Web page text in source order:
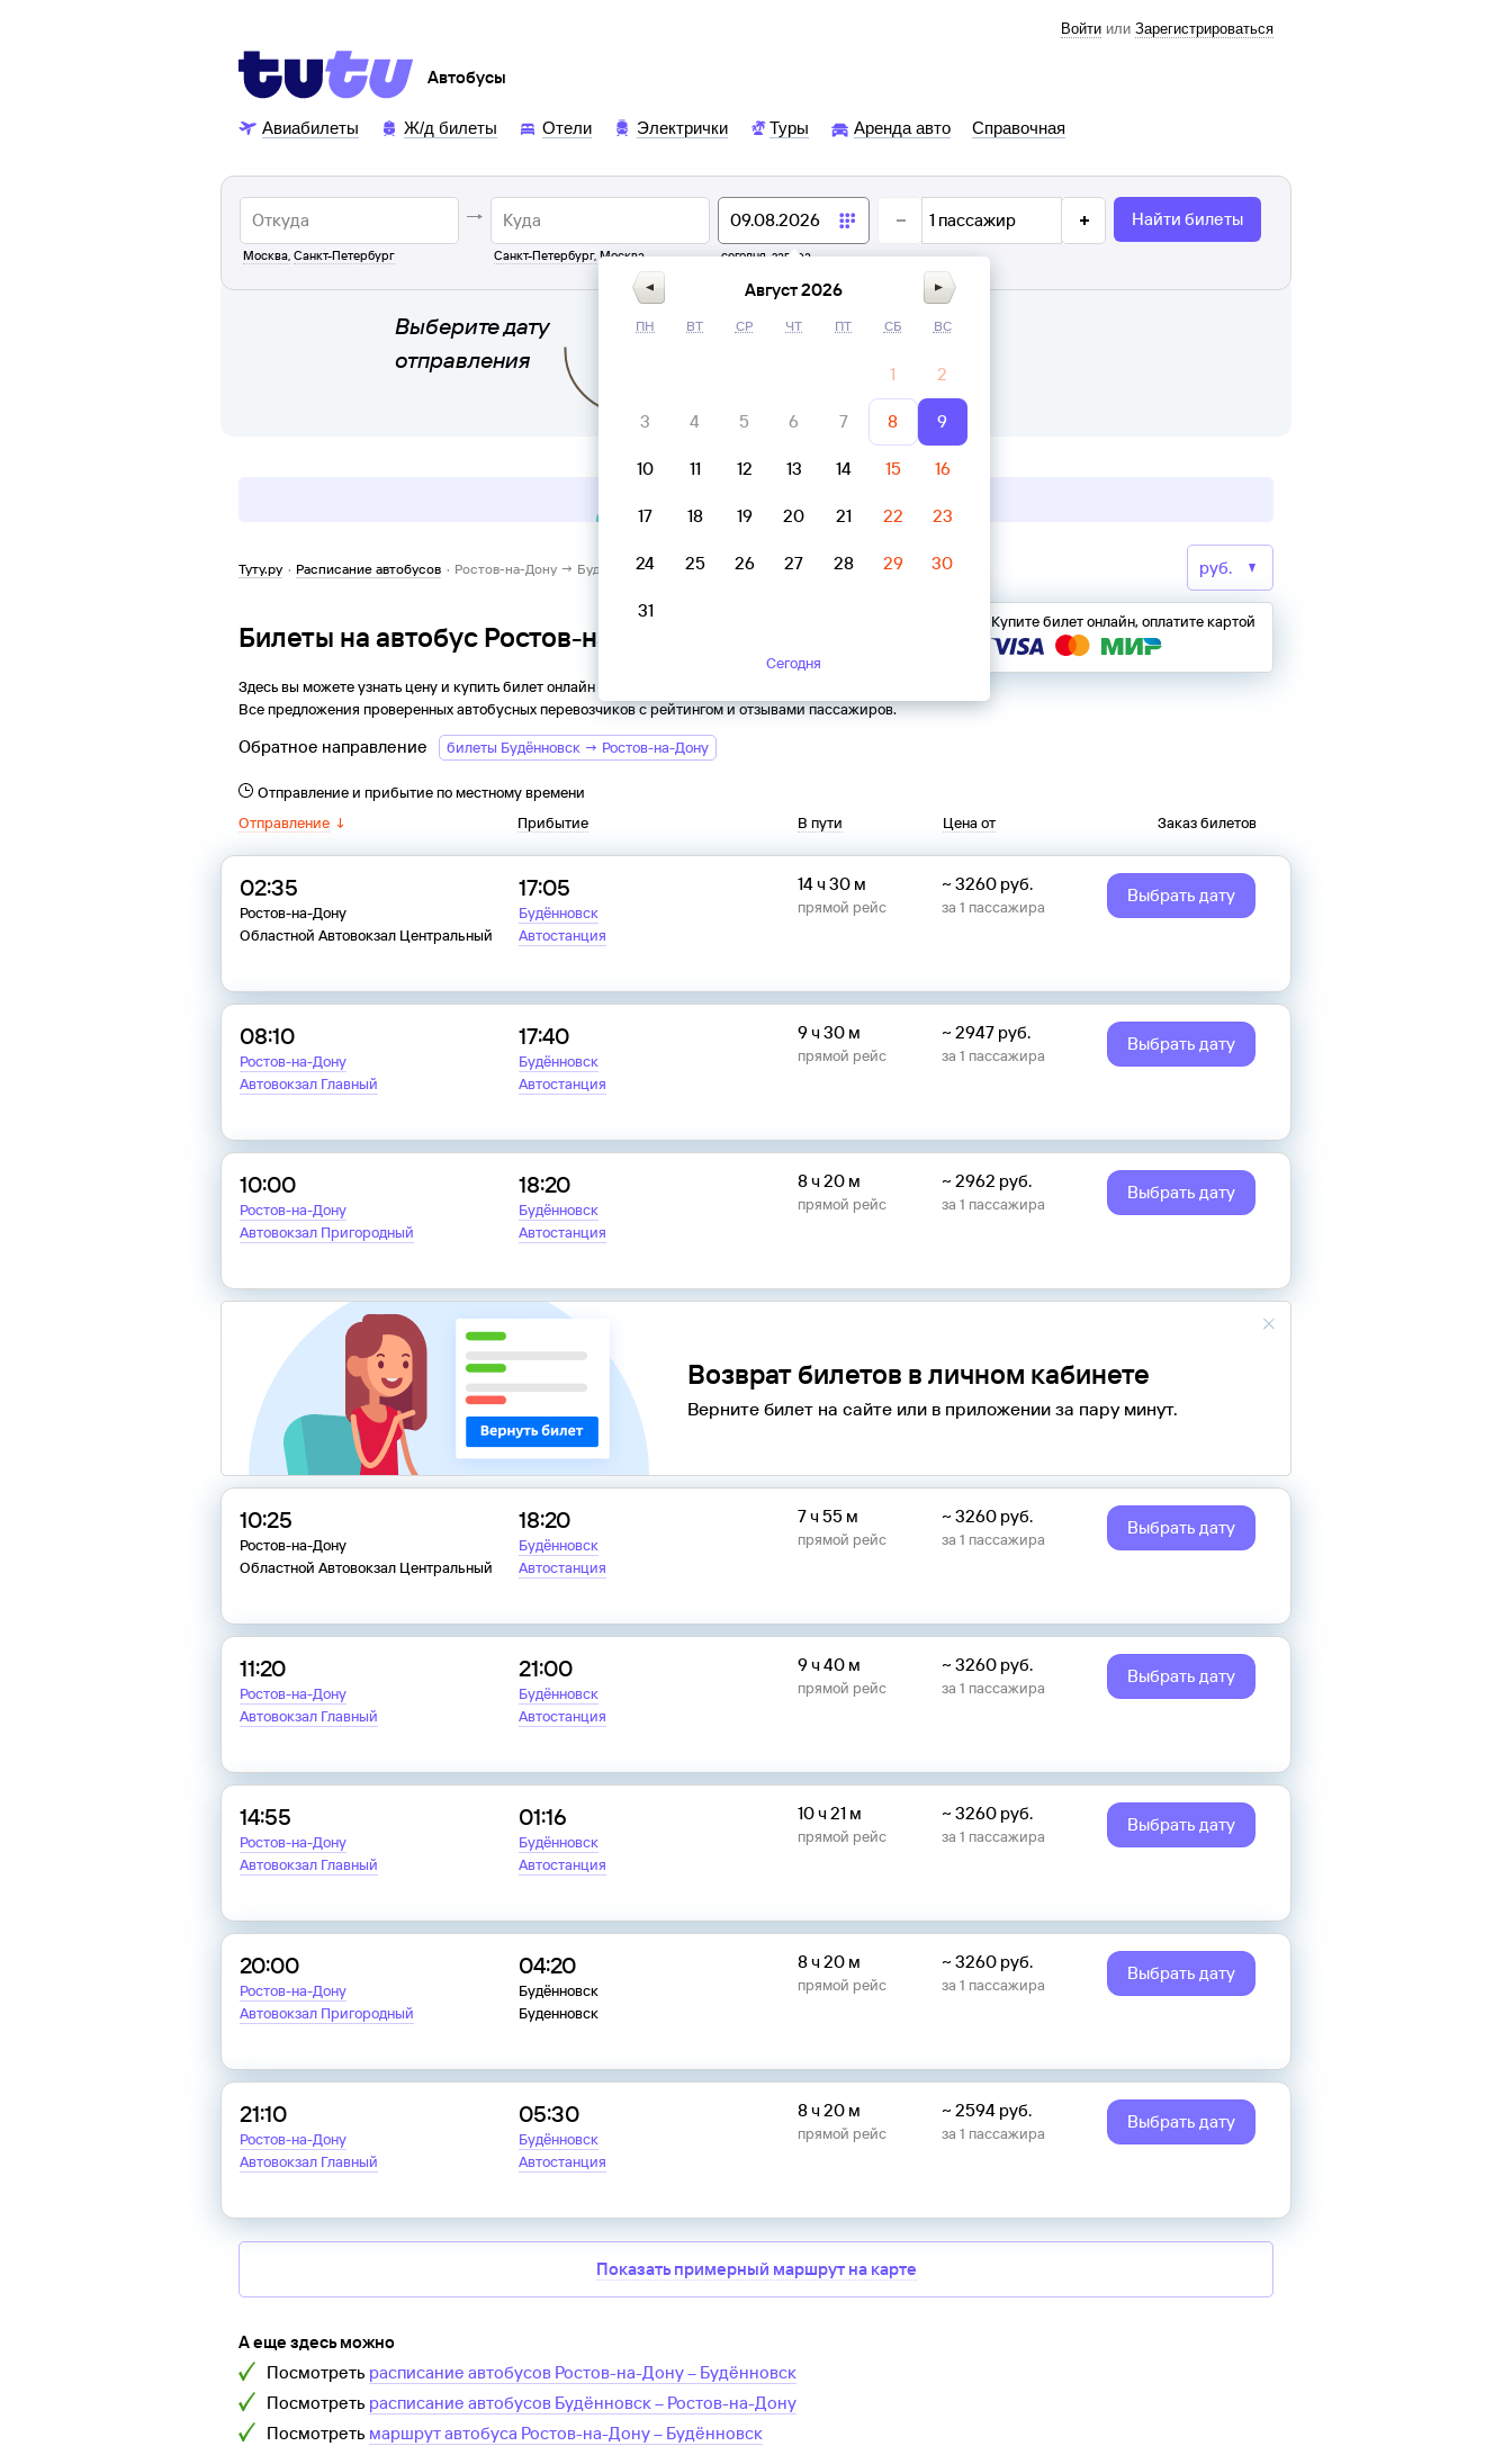
Войти или Зарегистрироваться
Автобусы
Авиабилеты Ж/д билеты Отели Электрички Туры Аренда авто Справочная
Москва, Санкт-Петербург Санкт-Петербург, Москва сегодня, завтра
1 пассажир Найти билеты
Выберите дату
отправления
Туту.ру · Расписание автобусов · Ростов-на-Дону → Будённовск
Билеты на автобус Ростов-на-Дону → Будённовск
Здесь вы можете узнать цену и купить билет онлайн на автобус из
Все предложения проверенных автобусных перевозчиков с рейтингом и отзывами пассажиров.
Купите билет онлайн, оплатите картой
Обратное направление билеты Будённовск → Ростов-на-Дону
Отправление и прибытие по местному времени
Отправление ↓ Прибытие В пути Цена от Заказ билетов
02:35
Ростов-на-Дону
Областной Автовокзал Центральный
17:05
Будённовск
Автостанция
14 ч 30 м
прямой рейс
~3260 руб.
за1 пассажира
Выбрать дату
08:10
Ростов-на-Дону
Автовокзал Главный
17:40
Будённовск
Автостанция
9 ч 30 м
прямой рейс
~2947 руб.
за1 пассажира
Выбрать дату
10:00
Ростов-на-Дону
Автовокзал Пригородный
18:20
Будённовск
Автостанция
8 ч 20 м
прямой рейс
~2962 руб.
за1 пассажира
Выбрать дату
Возврат билетов в личном кабинете
Верните билет на сайте или в приложении за пару минут.
10:25
Ростов-на-Дону
Областной Автовокзал Центральный
18:20
Будённовск
Автостанция
7 ч 55 м
прямой рейс
~3260 руб.
за1 пассажира
Выбрать дату
11:20
Ростов-на-Дону
Автовокзал Главный
21:00
Будённовск
Автостанция
9 ч 40 м
прямой рейс
~3260 руб.
за1 пассажира
Выбрать дату
14:55
Ростов-на-Дону
Автовокзал Главный
01:16
Будённовск
Автостанция
10 ч 21 м
прямой рейс
~3260 руб.
за1 пассажира
Выбрать дату
20:00
Ростов-на-Дону
Автовокзал Пригородный
04:20
Будённовск
Буденновск
8 ч 20 м
прямой рейс
~3260 руб.
за1 пассажира
Выбрать дату
21:10
Ростов-на-Дону
Автовокзал Главный
05:30
Будённовск
Автостанция
8 ч 20 м
прямой рейс
~2594 руб.
за1 пассажира
Выбрать дату
Показать примерный маршрут на карте
А еще здесь можно
Посмотреть расписание автобусов Ростов-на-Дону– Будённовск
Посмотреть расписание автобусов Будённовск– Ростов-на-Дону
Посмотреть маршрут автобуса Ростов-на-Дону– Будённовск
Август 2026
ПН ВТ СР ЧТ ПТ СБ ВС
1 2
3 4 5 6 7 8 9
10 11 12 13 14 15 16
17 18 19 20 21 22 23
24 25 26 27 28 29 30
31
Сегодня